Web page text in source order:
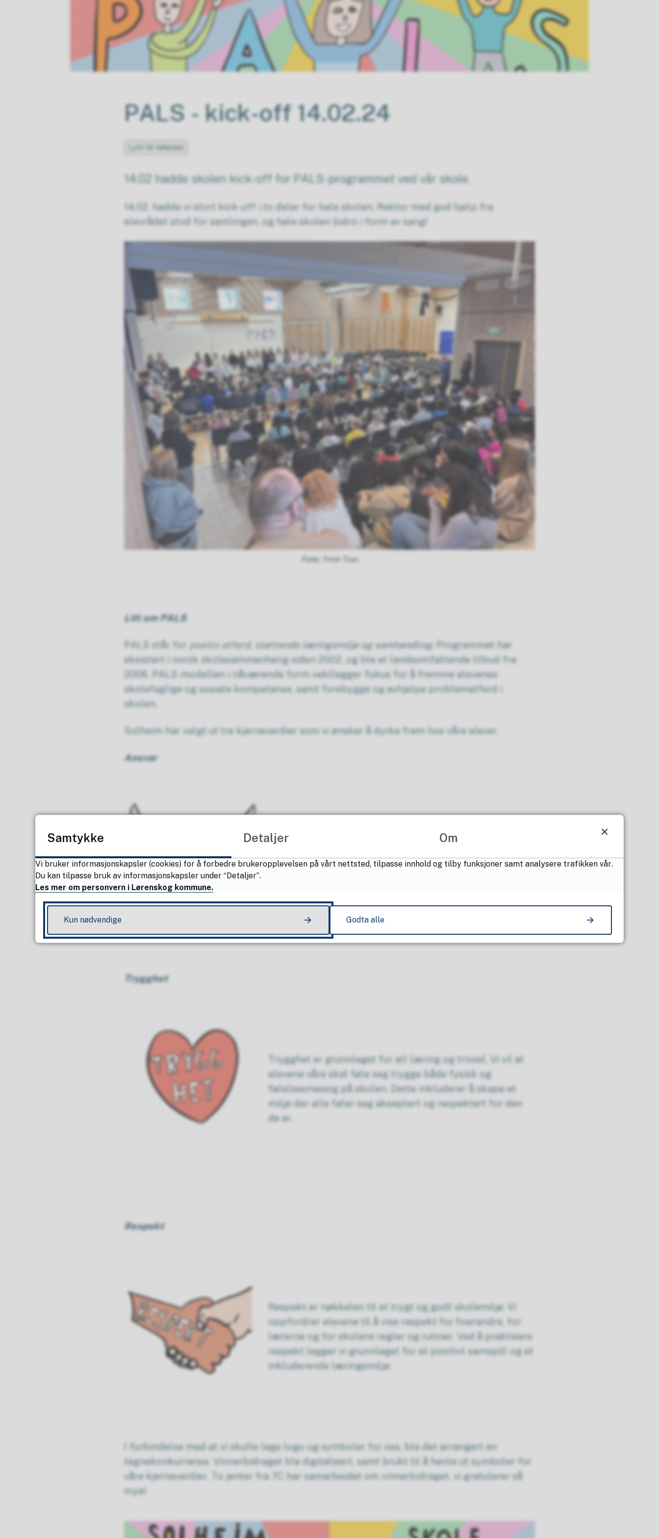
PALS - kick-off 14.02.24
Lytt til teksten
14.02 hadde skolen kick-off for PALS-programmet ved vår skole.
14.02. hadde vi stort kick-off i to deler for hele skolen. Rektor med god hjelp fra
elevrådet stod for samlingen, og hele skolen bidro i form av sang!
Trinh Tran
Litt om PALS
PALS står for positiv atferd, støttende læringsmiljø og samhandling. Programmet har
eksistert i norsk skolesammenheng siden 2002, og ble et landsomfattende tilbud fra
2006. PALS-modellen i nåværende form vektlegger fokus for å fremme elevenes
skolefaglige og sosiale kompetanse, samt forebygge og avhjelpe problematferd i
skolen.
Solheim har valgt ut tre kjerneverdier som vi ønsker å dyrke frem hos våre elever.
Ansvar
Ansvar er en verdifull egenskap som vi ønsker å fremme
handlinger og for fellesskapet. Dette innebærer å
Trygghet
Trygghet er grunnlaget for all læring og trivsel. Vi vil at
elevene våre skal føle seg trygge både fysisk og
følelsesmessig på skolen. Dette inkluderer å skape et
miljø der alle føler seg akseptert og respektert for den
de er.
Respekt
Respekt er nøkkelen til et trygt og godt skolemiljø. Vi
oppfordrer elevene til å vise respekt for hverandre, for
lærerne og for skolens regler og rutiner. Ved å praktisere
respekt legger vi grunnlaget for et positivt samspill og et
inkluderende læringsmiljø.
I forbindelse med at vi skulle lage logo og symboler for oss, ble det arrangert en
tegnekonkurranse. Vinnerbidraget ble digitalisert, samt brukt til å hente ut symboler for
våre kjerneverdier. To jenter fra 7C har samarbeidet om vinnerbidraget, vi gratulerer så
mye!
Samtykke Detaljer Om
Vi bruker informasjonskapsler (cookies) for å forbedre brukeropplevelsen på vårt nettsted, tilpasse innhold og tilby funksjoner samt analysere trafikken vår.
Du kan tilpasse bruk av informasjonskapsler under “Detaljer”.
Les mer om personvern i Lørenskog kommune.
Kun nødvendige Godta alle